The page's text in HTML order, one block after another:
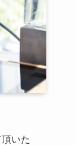
いた